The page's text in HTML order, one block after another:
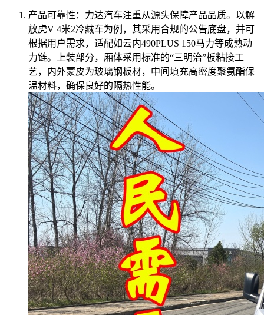
产品可靠性：力达汽车注重从源头保障产品品质。以解
放虎V 4米2冷藏车为例，其采用合规的公告底盘，并可
根据用户需求，适配如云内490PLUS 150马力等成熟动
力链。上装部分，厢体采用标准的“三明治”板粘接工
艺，内外蒙皮为玻璃钢板材，中间填充高密度聚氨酯保
温材料，确保良好的隔热性能。